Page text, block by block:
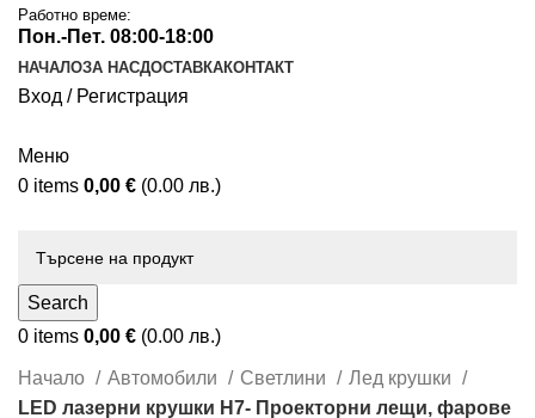
Работно време:
Пон.-Пет. 08:00-18:00
НАЧАЛОЗА НАСДОСТАВКАКОНТАКТ
Вход / Регистрация
Меню
0 items 0,00 € (0.00 лв.)
Search
0 items 0,00 € (0.00 лв.)
Начало Автомобили Светлини
Лед крушки
LED лазерни крушки Н7- Проекторни лещи, фарове